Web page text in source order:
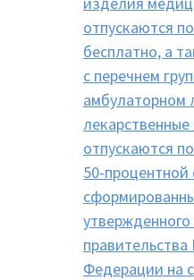
отпускаются
бесплатно, а
с перечнем
амбулаторном
отпускаются
50-процентной
Федерации на